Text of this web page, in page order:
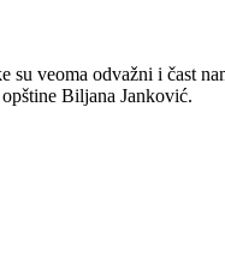
veoma odvažni i čast
Biljana Janković.